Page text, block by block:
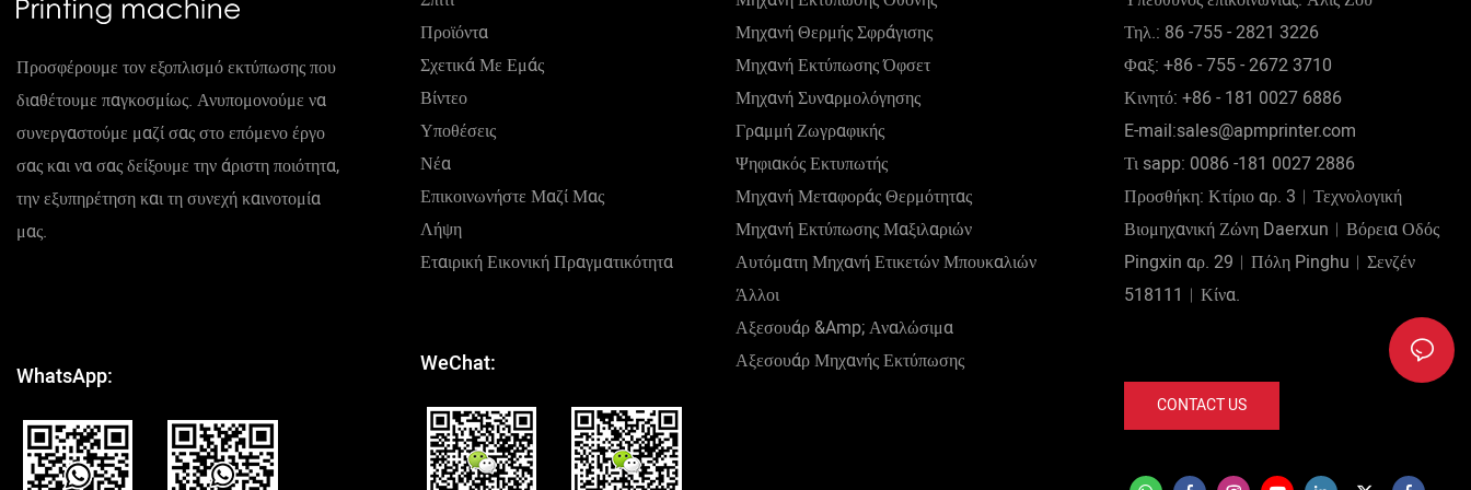
Προσφέρουμε τον εξοπλισμό εκτύπωσης που
διαθέτουμε παγκοσμίως. Ανυπομονούμε να
συνεργαστούμε μαζί σας στο επόμενο έργο
σας και να σας δείξουμε την άριστη ποιότητα,
την εξυπηρέτηση και τη συνεχή καινοτομία
μας.
WhatsApp:
Προϊόντα
Σχετικά Με Εμάς
Βίντεο
Υποθέσεις
Νέα
Επικοινωνήστε Μαζί Μας
Λήψη
Εταιρική Εικονική Πραγματικότητα
WeChat:
Μηχανή Θερμής Σφράγισης
Μηχανή Εκτύπωσης Όφσετ
Μηχανή Συναρμολόγησης
Γραμμή Ζωγραφικής
Ψηφιακός Εκτυπωτής
Μηχανή Μεταφοράς Θερμότητας
Μηχανή Εκτύπωσης Μαξιλαριών
Αυτόματη Μηχανή Ετικετών Μπουκαλιών
Άλλοι
Αξεσουάρ &amp; Αναλώσιμα
Αξεσουάρ Μηχανής Εκτύπωσης
Τηλ.: 86 -755 - 2821 3226
Φαξ: +86 - 755 - 2672 3710
Κινητό: +86 - 181 0027 6886
E-mail:sales@apmprinter.com
Τι sapp: 0086 -181 0027 2886
Προσθήκη: Κτίριο αρ. 3︱Τεχνολογική
Βιομηχανική Ζώνη Daerxun︱Βόρεια Οδός
Pingxin αρ. 29︱Πόλη Pinghu︱Σενζέν
518111︱Κίνα.
CONTACT US